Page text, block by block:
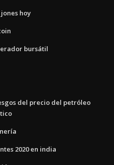
hoy
bursátil
del precio del petróleo
2020 en india